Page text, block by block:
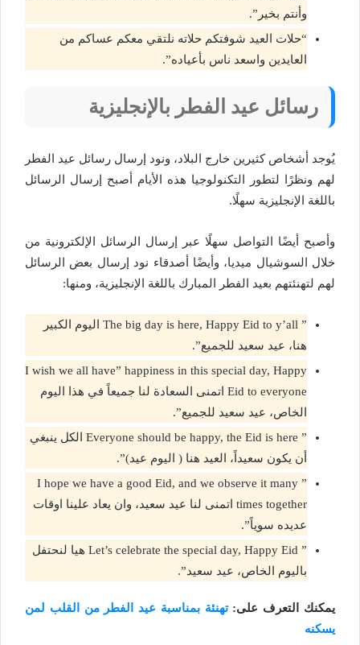
وأنتم بخير”.
“حلات العيد شوفتكم حلاته نلتقي معكم عساكم من
العايدين واسعد ناس بأعياده”.
رسائل عيد الفطر بالإنجليزية
يُوجد أشخاص كثيرين خارج البلاد، ونود إرسال رسائل عيد الفطر
لهم ونظرًا لتطور التكنولوجيا هذه الأيام أصبح إرسال الرسائل
باللغة الإنجليزية سهلًا.
وأصبح أيضًا التواصل سهلًا عبر إرسال الرسائل الإلكترونية من
خلال السوشيال ميديا، وأيضًا أصدقاء نود إرسال بعض الرسائل
لهم لتهنئتهم بعيد الفطر المبارك باللغة الإنجليزية، ومنها:
” The big day is here, Happy Eid to y’all اليوم الكبير
هنا، عيد سعيد للجميع”.
I wish we all have” happiness in this special day, Happy
Eid to everyone اتمنى السعادة لنا جميعاً في هذا اليوم
الخاص، عيد سعيد للجميع”.
” Everyone should be happy, the Eid is here الكل ينبغي
أن يكون سعيداً، العيد هنا ( اليوم عيد)”.
” I hope we have a good Eid, and we observe it many
times together اتمنى لنا عيد سعيد، وان يعاد علينا اوقات
عديده سوياً”.
” Let’s celebrate the special day, Happy Eid هيا لنحتفل
باليوم الخاص، عيد سعيد”.
يمكنك التعرف على:تهنئة بمناسبة عيد الفطر من القلب لمن
يسكنه